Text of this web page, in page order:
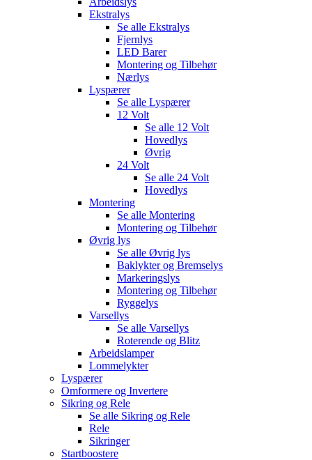
Ekstralys
Se alle Ekstralys
Fjernlys
LED Barer
Montering og Tilbehør
Nærlys
Lyspærer
Se alle Lyspærer
12 Volt
Se alle 12 Volt
Hovedlys
Øvrig
24 Volt
Se alle 24 Volt
Hovedlys
Montering
Se alle Montering
Montering og Tilbehør
Øvrig lys
Se alle Øvrig lys
Baklykter og Bremselys
Markeringslys
Montering og Tilbehør
Ryggelys
Varsellys
Se alle Varsellys
Roterende og Blitz
Arbeidslamper
Lommelykter
Lyspærer
Omformere og Invertere
Sikring og Rele
Se alle Sikring og Rele
Rele
Sikringer
Startboostere